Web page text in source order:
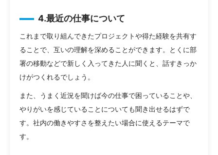
4.最近の仕事について
これまで取り組んできたプロジェクトや得た経験を共有す
ることで、互いの理解を深めることができます。とくに部
署の移動などで新しく入ってきた人に聞くと、話すきっか
けがつくれるでしょう。
また、うまく近況を聞けば今の仕事で困っていることや、
やりがいを感じていることについても聞き出せるはずで
す。社内の働きやすさを整えたい場合に使えるテーマで
す。